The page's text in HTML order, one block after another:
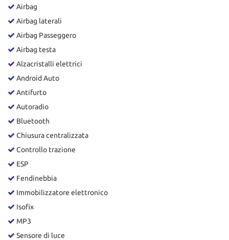
Airbag
Airbag laterali
Airbag Passeggero
Airbag testa
Alzacristalli elettrici
Android Auto
Antifurto
Autoradio
Bluetooth
Chiusura centralizzata
Controllo trazione
ESP
Fendinebbia
Immobilizzatore elettronico
Isofix
MP3
Sensore di luce